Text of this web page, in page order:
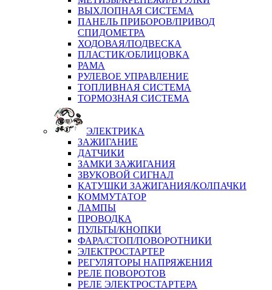
ВЫХЛОПНАЯ СИСТЕМА
ПАНЕЛЬ ПРИБОРОВ/ПРИВОД
СПИДОМЕТРА
ХОДОВАЯ/ПОДВЕСКА
ПЛАСТИК/ОБЛИЦОВКА
РАМА
РУЛЕВОЕ УПРАВЛЕНИЕ
ТОПЛИВНАЯ СИСТЕМА
ТОРМОЗНАЯ СИСТЕМА
ЭЛЕКТРИКА
ЗАЖИГАНИЕ
ДАТЧИКИ
ЗАМКИ ЗАЖИГАНИЯ
ЗВУКОВОЙ СИГНАЛ
КАТУШКИ ЗАЖИГАНИЯ/КОЛПАЧКИ
КОММУТАТОР
ЛАМПЫ
ПРОВОДКА
ПУЛЬТЫ/КНОПКИ
ФАРА/СТОП/ПОВОРОТНИКИ
ЭЛЕКТРОСТАРТЕР
РЕГУЛЯТОРЫ НАПРЯЖЕНИЯ
РЕЛЕ ПОВОРОТОВ
РЕЛЕ ЭЛЕКТРОСТАРТЕРА